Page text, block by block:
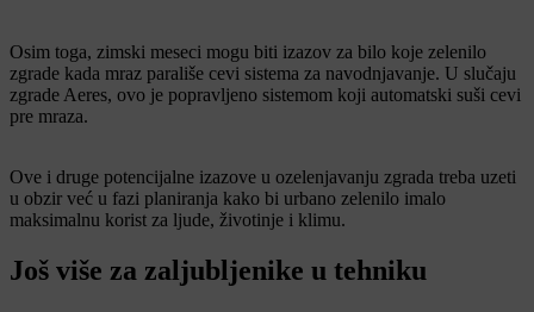
Osim toga, zimski meseci mogu biti izazov za bilo koje zelenilo
zgrade kada mraz parališe cevi sistema za navodnjavanje. U slučaju
zgrade Aeres, ovo je popravljeno sistemom koji automatski suši cevi
pre mraza.
Ove i druge potencijalne izazove u ozelenjavanju zgrada treba uzeti
u obzir već u fazi planiranja kako bi urbano zelenilo imalo
maksimalnu korist za ljude, životinje i klimu.
Još više za zaljubljenike u tehniku